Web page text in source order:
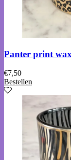
Panter print
€7,50
Bestellen